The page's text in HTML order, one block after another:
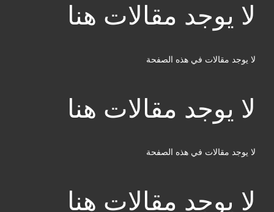
لا يوجد مقالات هنا
لا يوجد مقالات في هذه الصفحة
لا يوجد مقالات هنا
لا يوجد مقالات في هذه الصفحة
لا يوجد مقالات هنا